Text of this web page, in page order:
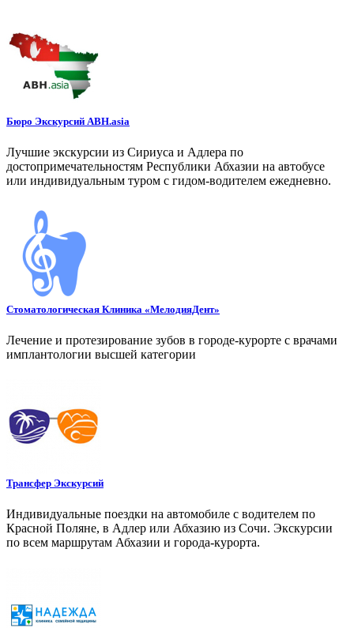
Бюро Экскурсий ABH.asia
Лучшие экскурсии из Сириуса и Адлера по
достопримечательностям Республики Абхазии на автобусе
или индивидуальным туром с гидом-водителем ежедневно.
Стоматологическая Клиника «МелодияДент»
Лечение и протезирование зубов в городе-курорте с врачами
имплантологии высшей категории
Трансфер Экскурсий
Индивидуальные поездки на автомобиле с водителем по
Красной Поляне, в Адлер или Абхазию из Сочи. Экскурсии
по всем маршрутам Абхазии и города-курорта.